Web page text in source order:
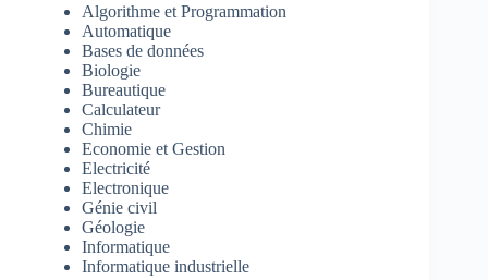
Algorithme et Programmation
Automatique
Bases de données
Biologie
Bureautique
Calculateur
Chimie
Economie et Gestion
Electricité
Electronique
Génie civil
Géologie
Informatique
Informatique industrielle